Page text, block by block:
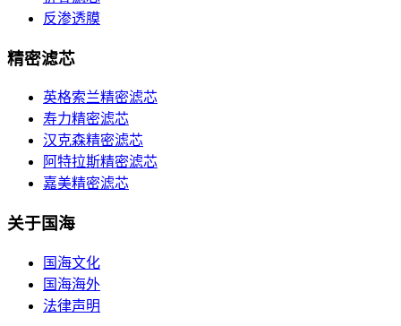
反渗透膜
精密滤芯
英格索兰精密滤芯
寿力精密滤芯
汉克森精密滤芯
阿特拉斯精密滤芯
嘉美精密滤芯
关于国海
国海文化
国海海外
法律声明